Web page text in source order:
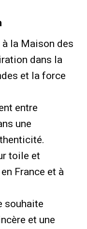
la Maison des
dans la
et la force
entre
une
toile et
France et à
souhaite
et une